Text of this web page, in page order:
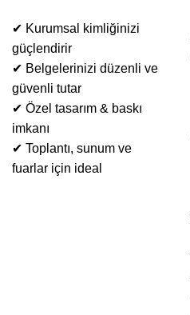
✔ Kurumsal kimliğinizi
güçlendirir
✔ Belgelerinizi düzenli ve
güvenli tutar
✔ Özel tasarım & baskı
imkanı
✔ Toplantı, sunum ve
fuarlar için ideal